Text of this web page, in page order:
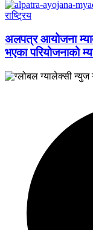
राष्ट्रिय
अलपत्र आयोजना
भएका परियोजनाको